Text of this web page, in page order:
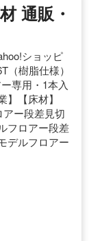
通販・
ショッピ
（樹脂仕様）
専用・1本入
【床材】
ー段差見切
フロアー段差
デルフロアー